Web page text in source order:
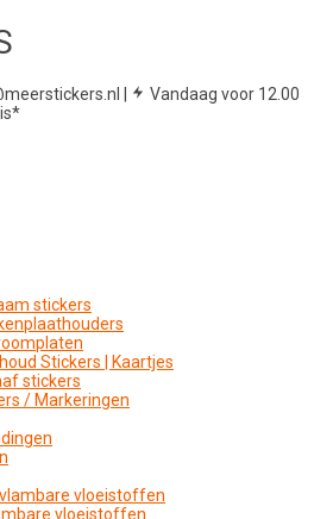
|
Vandaag voor 12.00
stickers
Stickers | Kaartjes
stickers
/ Markeringen
vloeistoffen
vloeistoffen